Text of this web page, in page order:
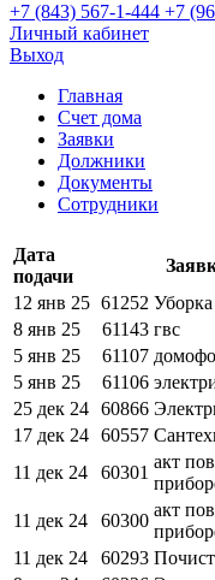
+7 (843) 567-1-444 +7
Личный кабинет
Выход
Главная
Счет дома
Заявки
Должники
Документы
Сотрудники
Дата
подачи
12 янв 25 61252
8 янв 25
61143 гвс
5 янв 25
61107
5 янв 25
61106
25 дек 24 60866
17 дек 24 60557
11 дек 24
60301
акт
11 дек 24 60300
акт
11 дек 24
60293